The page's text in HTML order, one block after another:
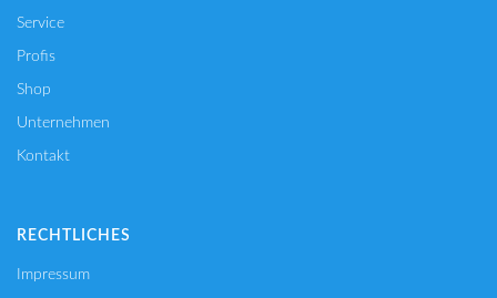
Service
Profis
Shop
Unternehmen
Kontakt
RECHTLICHES
Impressum